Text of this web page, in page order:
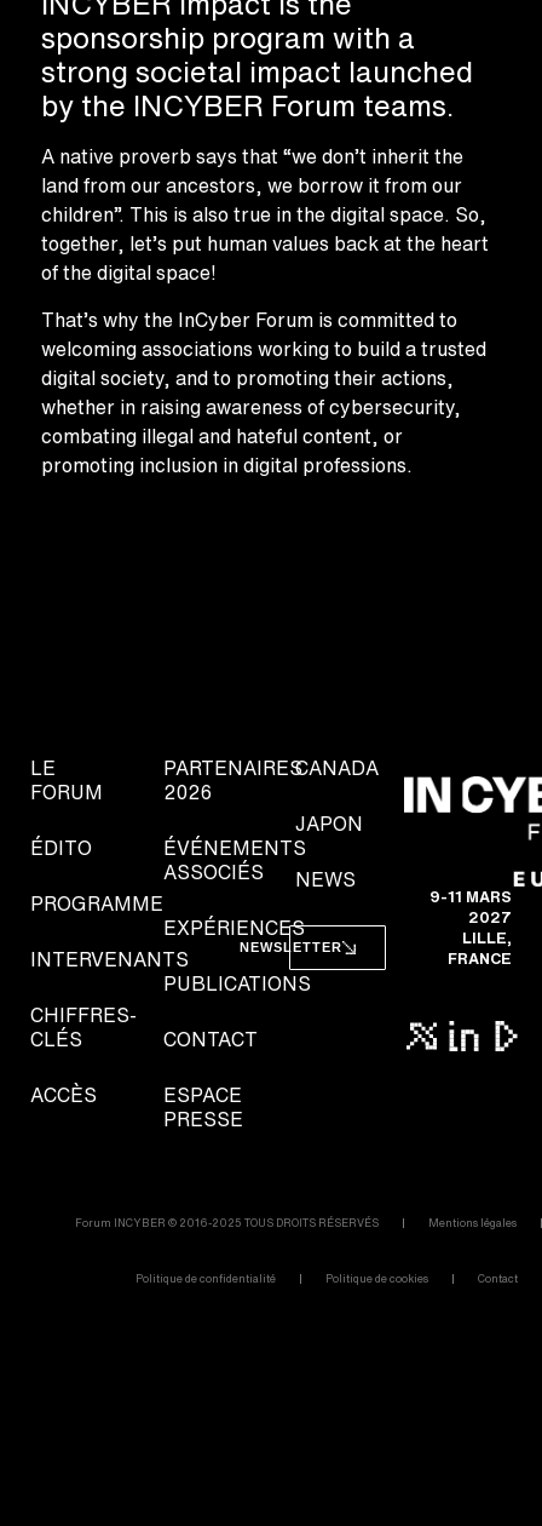
sponsorship program with a
strong societal impact launched
by the INCYBER Forum teams.
A native proverb says that “we don’t inherit the
land from our ancestors, we borrow it from our
children”. This is also true in the digital space. So,
together, let’s put human values back at the heart
of the digital space!
That’s why the InCyber Forum is committed to
welcoming associations working to build a trusted
digital society, and to promoting their actions,
whether in raising awareness of cybersecurity,
combating illegal and hateful content, or
promoting inclusion in digital professions.
LE
FORUM
ÉDITO
PROGRAMME
INTERVENANTS
CHIFFRES-
CLÉS
ACCÈS
PARTENAIRES
2026
ÉVÉNEMENTS
ASSOCIÉS
EXPÉRIENCES
PUBLICATIONS
CONTACT
ESPACE
PRESSE
CANADA
JAPON
NEWS
NEWSLETTER
9-11 MARS
2027
LILLE,
FRANCE
Forum INCYBER © 2016-2025 TOUS DROITS RÉSERVÉS Mentions légales
Politique de confidentialité Politique de cookies Contact